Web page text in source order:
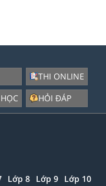
THI ONLINE
HỎI ĐÁP
Lớp 8 Lớp 9 Lớp 10